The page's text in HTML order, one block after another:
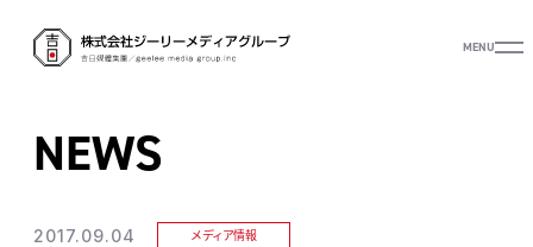
MENU
NEWS
2017.09.04 メディア情報